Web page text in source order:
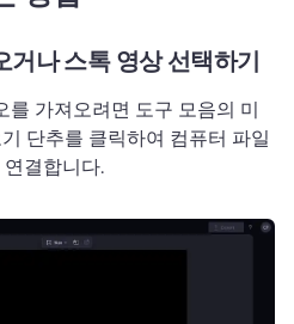
거나 스톡 영상 선택하기
를 가져오려면 도구 모음의 미
단추를 클릭하여 컴퓨터 파일
결합니다.